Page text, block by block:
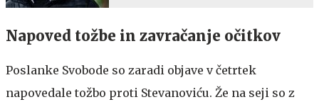
Napoved tožbe in zavračanje očitkov
Poslanke Svobode so zaradi objave v četrtek
napovedale tožbo proti Stevanoviću. Že na seji so z